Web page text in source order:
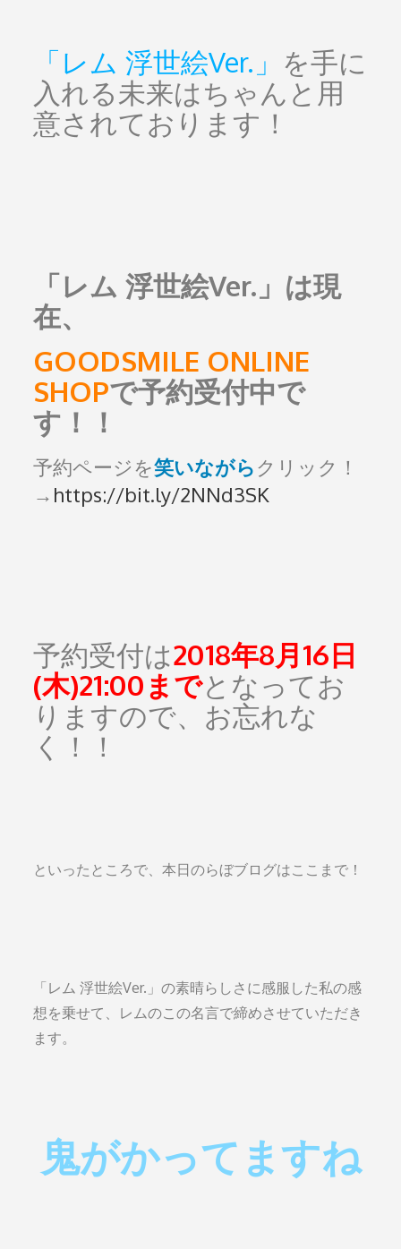
「レム 浮世絵Ver.」 を手に
入れる未来はちゃんと用
意されております！
「レム 浮世絵Ver.」は現
在、
GOODSMILE ONLINE
SHOPで予約受付中で
す！！
予約ページを笑いながらクリック！
→ https://bit.ly/2NNd3SK
予約受付は2018年8月16日
(木)21:00までとなってお
りますので、お忘れな
く！！
といったところで、本日のらぼブログはここまで！
「レム 浮世絵Ver.」の素晴らしさに感服した私の感
想を乗せて、レムのこの名言で締めさせていただき
ます。
鬼がかってますね